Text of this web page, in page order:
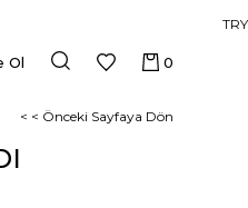
TRY
0
Ol
< < Önceki Sayfaya Dön